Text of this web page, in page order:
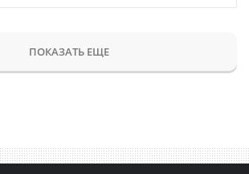
ПОКАЗАТЬ ЕЩЕ